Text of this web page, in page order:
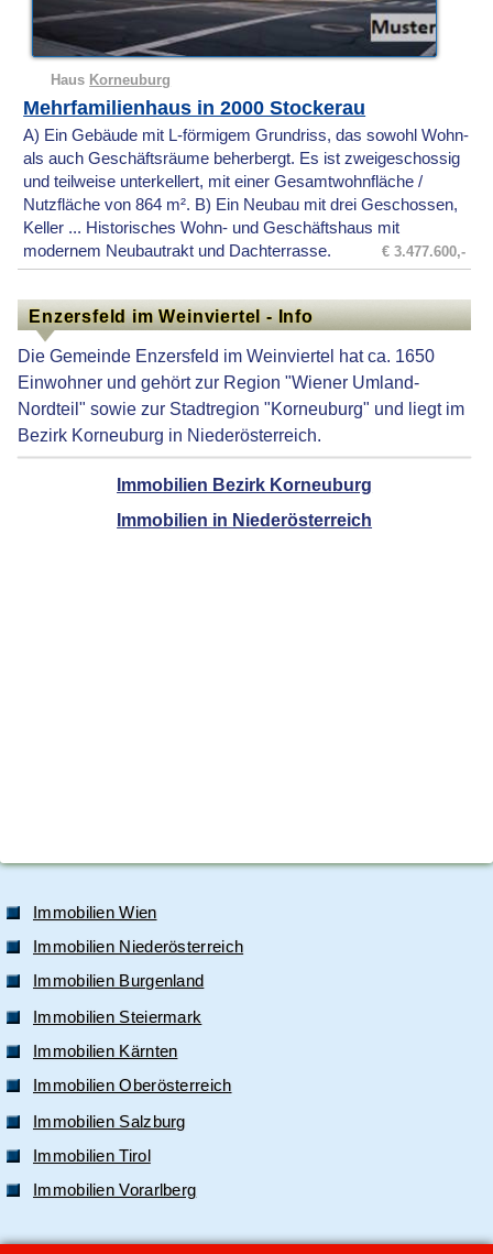
Haus Korneuburg
Mehrfamilienhaus in 2000 Stockerau
A) Ein Gebäude mit L-förmigem Grundriss, das sowohl Wohn-
als auch Geschäftsräume beherbergt. Es ist zweigeschossig
und teilweise unterkellert, mit einer Gesamtwohnfläche /
Nutzfläche von 864 m². B) Ein Neubau mit drei Geschossen,
Keller ... Historisches Wohn- und Geschäftshaus mit
modernem Neubautrakt und Dachterrasse.
€ 3.477.600,-
Enzersfeld im Weinviertel - Info
Die Gemeinde Enzersfeld im Weinviertel hat ca. 1650
Einwohner und gehört zur Region "Wiener Umland-
Nordteil" sowie zur Stadtregion "Korneuburg" und liegt im
Bezirk Korneuburg in Niederösterreich.
Immobilien Bezirk Korneuburg
Immobilien in Niederösterreich
Immobilien Wien
Immobilien Niederösterreich
Immobilien Burgenland
Immobilien Steiermark
Immobilien Kärnten
Immobilien Oberösterreich
Immobilien Salzburg
Immobilien Tirol
Immobilien Vorarlberg